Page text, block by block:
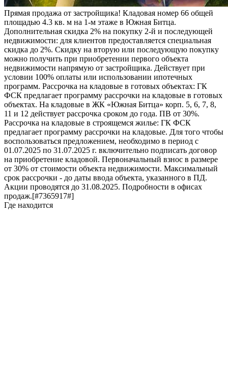
Прямая продажа от застройщика! Кладовая номер 66 общей
площадью 4.3 кв. м на 1-м этаже в Южная Битца.
Дополнительная скидка 2% на покупку 2-й и последующей
недвижимости: для клиентов предоставляется специальная
скидка до 2%. Скидку на вторую или последующую покупку
можно получить при приобретении первого объекта
недвижимости напрямую от застройщика. Действует при
условии 100% оплаты или использовании ипотечных
программ. Рассрочка на кладовые в готовых объектах: ГК
ФСК предлагает программу рассрочки на кладовые в готовых
объектах. На кладовые в ЖК «Южная Битца» корп. 5, 6, 7, 8,
11 и 12 действует рассрочка сроком до года. ПВ от 30%.
Рассрочка на кладовые в строящемся жилье: ГК ФСК
предлагает программу рассрочки на кладовые. Для того чтобы
воспользоваться предложением, необходимо в период с
01.07.2025 по 31.07.2025 г. включительно подписать договор
на приобретение кладовой. Первоначальный взнос в размере
от 30% от стоимости объекта недвижимости. Максимальный
срок рассрочки - до даты ввода объекта, указанного в ПД.
Акции проводятся до 31.08.2025. Подробности в офисах
продаж.[#7365917#]
Где находится